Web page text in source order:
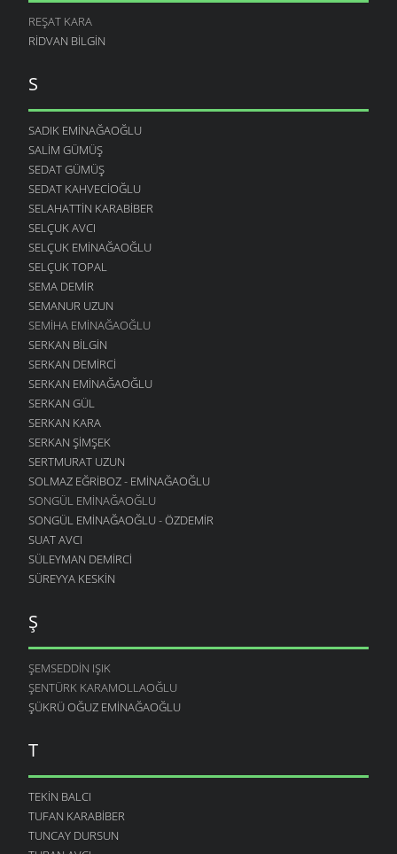
REŞAT KARA
RIDVAN BILGIN
S
SADIK EMINAĞAOĞLU
SALIM GÜMÜŞ
SEDAT GÜMÜŞ
SEDAT KAHVECIOĞLU
SELAHATTIN KARABIBER
SELÇUK AVCI
SELÇUK EMINAĞAOĞLU
SELÇUK TOPAL
SEMA DEMIR
SEMANUR UZUN
SEMIHA EMINAĞAOĞLU
SERKAN BILGIN
SERKAN DEMIRCI
SERKAN EMINAĞAOĞLU
SERKAN GÜL
SERKAN KARA
SERKAN ŞIMŞEK
SERTMURAT UZUN
SOLMAZ EĞRIBOZ - EMINAĞAOĞLU
SONGÜL EMINAĞAOĞLU
SONGÜL EMINAĞAOĞLU - ÖZDEMIR
SUAT AVCI
SÜLEYMAN DEMIRCI
SÜREYYA KESKIN
Ş
ŞEMSEDDIN IŞIK
ŞENTÜRK KARAMOLLAOĞLU
ŞÜKRÜ OĞUZ EMINAĞAOĞLU
T
TEKIN BALCI
TUFAN KARABIBER
TUNCAY DURSUN